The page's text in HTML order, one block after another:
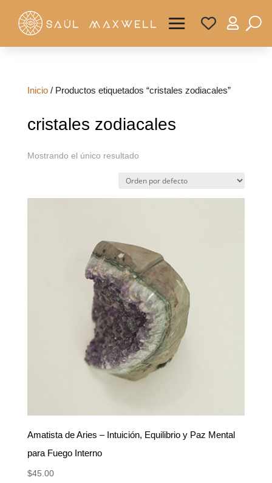

Inicio/ Productos etiquetados “cristales zodiacales”
cristales zodiacales
Mostrando el único resultado
Amatista de Aries – Intuición, Equilibrio y Paz Mental
para Fuego Interno
$45.00